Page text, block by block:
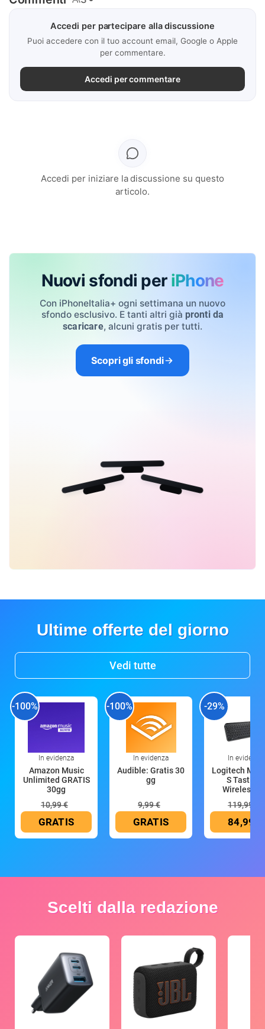
Accedi per partecipare alla discussione
Puoi accedere con il tuo account email, Google o Apple
per commentare.
Accedi per commentare
Accedi per iniziare la discussione su questo
articolo.
Nuovi sfondi per iPhone
Con iPhoneItalia+ ogni settimana un nuovo
sfondo esclusivo. E tanti altri già pronti da
scaricare, alcuni gratis per tutti.
Scopri gli sfondi
Ultime offerte del giorno
Vedi tutte
-100%
In evidenza
Amazon Music
Unlimited GRATIS
30gg
10,99 €
GRATIS
-100%
In evidenza
Audible: Gratis 30
gg
9,99 €
GRATIS
-29%
In evidenza
Logitech MX
S Tastiera
Wireless
119,99 €
84,99 €
Scelti dalla redazione